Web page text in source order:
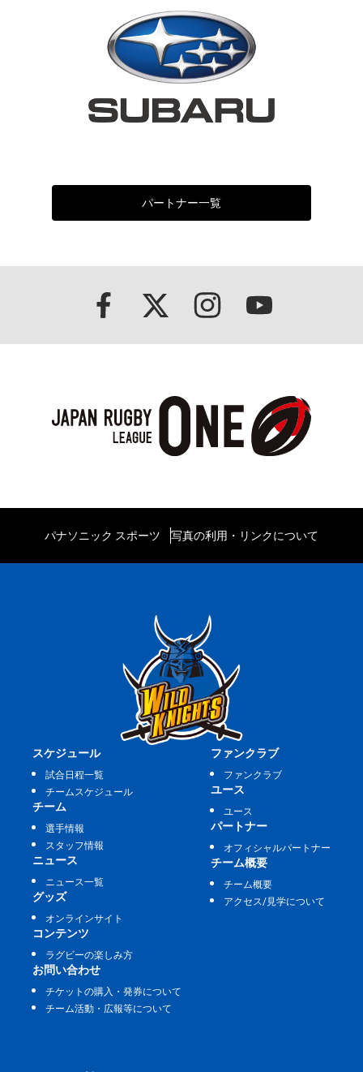
パートナー一覧
パナソニック スポーツ 写真の利用・リンクについて
スケジュール
試合日程一覧
チームスケジュール
チーム
選手情報
スタッフ情報
ニュース
ニュース一覧
グッズ
オンラインサイト
ファンクラブ
ファンクラブ
ユース
ユース
パートナー
オフィシャルパートナー
チーム概要
チーム概要
アクセス/見学について
コンテンツ
ラグビーの楽しみ方
お問い合わせ
チケットの購入・発券について
チーム活動・広報等について